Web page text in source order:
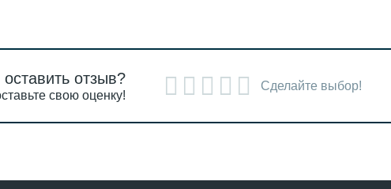
оставить отзыв?
свою оценку!
Сделайте выбор!